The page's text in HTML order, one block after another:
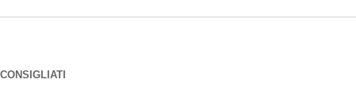
CONSIGLIATI